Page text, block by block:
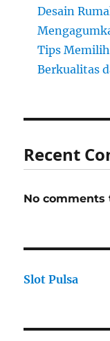
Desain
Tips
Berkualitas
Recent
No comments
Slot Pulsa